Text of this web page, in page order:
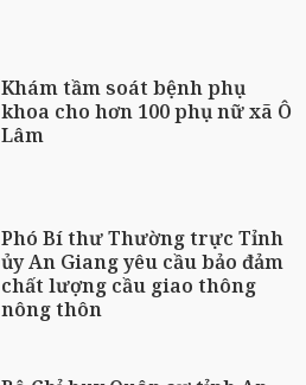
Khám tầm soát bệnh phụ
khoa cho hơn 100 phụ nữ xã Ô
Lâm
Phó Bí thư Thường trực Tỉnh
ủy An Giang yêu cầu bảo đảm
chất lượng cầu giao thông
nông thôn